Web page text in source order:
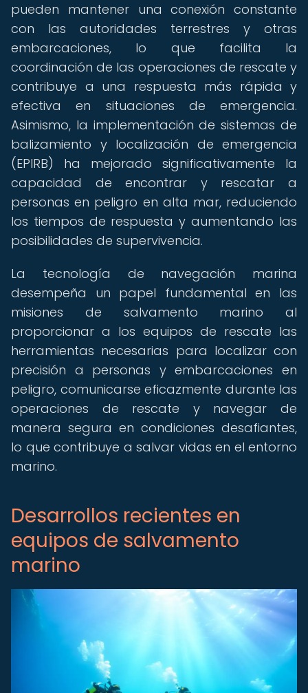
pueden mantener una conexión constante
con las autoridades terrestres y otras
embarcaciones, lo que facilita la
coordinación de las operaciones de rescate y
contribuye a una respuesta más rápida y
efectiva en situaciones de emergencia.
Asimismo, la implementación de sistemas de
balizamiento y localización de emergencia
(EPIRB) ha mejorado significativamente la
capacidad de encontrar y rescatar a
personas en peligro en alta mar, reduciendo
los tiempos de respuesta y aumentando las
posibilidades de supervivencia.
La tecnología de navegación marina
desempeña un papel fundamental en las
misiones de salvamento marino al
proporcionar a los equipos de rescate las
herramientas necesarias para localizar con
precisión a personas y embarcaciones en
peligro, comunicarse eficazmente durante las
operaciones de rescate y navegar de
manera segura en condiciones desafiantes,
lo que contribuye a salvar vidas en el entorno
marino.
Desarrollos recientes en
equipos de salvamento
marino